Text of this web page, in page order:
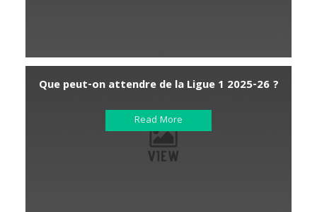
Que peut-on attendre de la Ligue 1 2025-26 ?
Read More